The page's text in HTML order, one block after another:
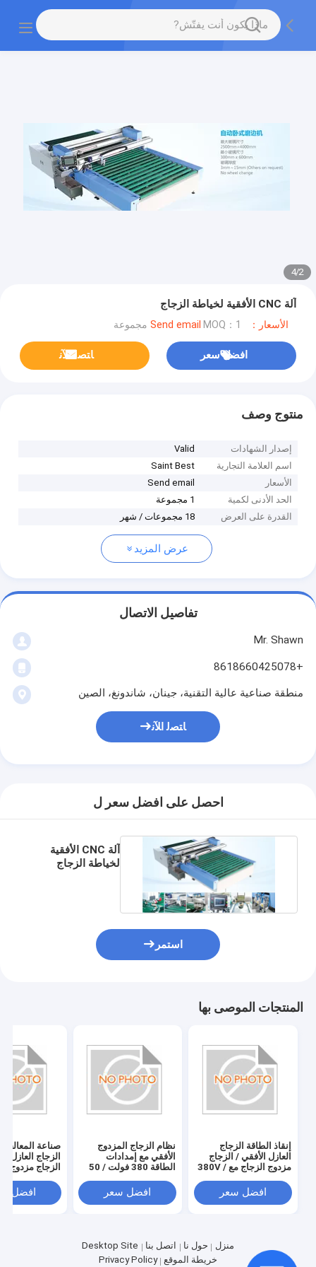
2
/
4
آلة CNC الأفقية لخياطة الزجاج
الأسعار：Send email MOQ：1 مجموعة
افضل سعر ﺎﺘﺼﻟ ﺍﻶﻧ
منتوج وصف
إصدار الشهادات
Valid
اسم العلامة التجارية
Saint Best
الأسعار
Send email
الحد الأدنى لكمية
1 مجموعة
القدرة على العرض
18 مجموعات / شهر
عرض المزيد
تفاصيل الاتصال
Mr. Shawn
+8618660425078
منطقة صناعية عالية التقنية، جينان، شاندونغ، الصين
ﺎﺘﺼﻟ ﺍﻶﻧ
احصل على افضل سعر ل
آلة CNC الأفقية
لخياطة الزجاج
استمر
المنتجات الموصى بها
إنقاذ الطاقة الزجاج
العازل الأفقي / الزجاج
مزدوج الزجاج مع 380V /
واستهلاك 20KWافضل سعر
نظام الزجاج المزدوج
الأفقي مع إمدادات
الطاقة 380 فولت / 50
افضل سعر
صناعة المعالجة
الزجاج العازل
الزجاج مزدوج
/ 50Hzافضل
منزل حول نا اتصل بنا
Desktop Site
خريطة الموقع
Privacy Policy